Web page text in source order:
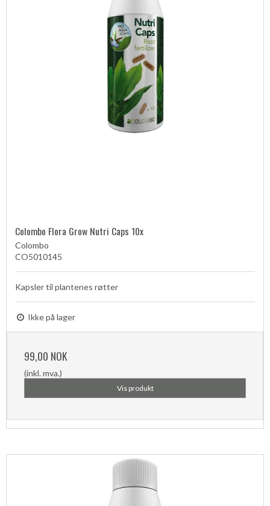
Colombo Flora Grow Nutri Caps 10x
Colombo
CO5010145
Kapsler til plantenes røtter
Ikke på lager
99,00 NOK
(inkl. mva.)
Vis produkt